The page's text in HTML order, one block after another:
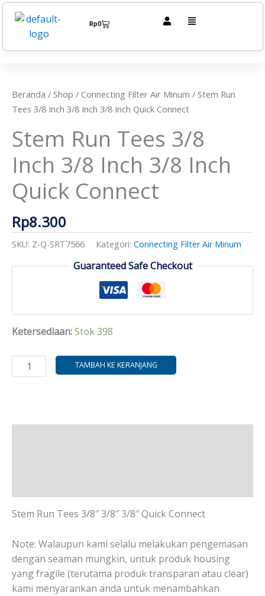
Lewati
konten
Rp0Cart Menu
Beranda / Shop / Connecting Filter Air Minum / Stem Run
Tees 3/8 Inch 3/8 Inch 3/8 Inch Quick Connect
Stem Run Tees 3/8
Inch 3/8 Inch 3/8 Inch
Quick Connect
Rp8.300
SKU: Z-Q-SRT7566 Kategori: Connecting Filter Air Minum
Guaranteed Safe Checkout
Ketersediaan:Stok 398
Tees
3/8
3/8
Inch
3/8
Quick
TAMBAH KE KERANJANG
Stem Run Tees 3/8″ 3/8″ 3/8″ Quick Connect
Note: Walaupun kami selalu melakukan pengemasan
dengan seaman mungkin, untuk produk housing
yang fragile (terutama produk transparan atau clear)
kami menyarankan anda untuk menambahkan